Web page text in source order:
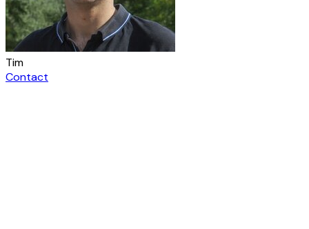
Tim
Contact